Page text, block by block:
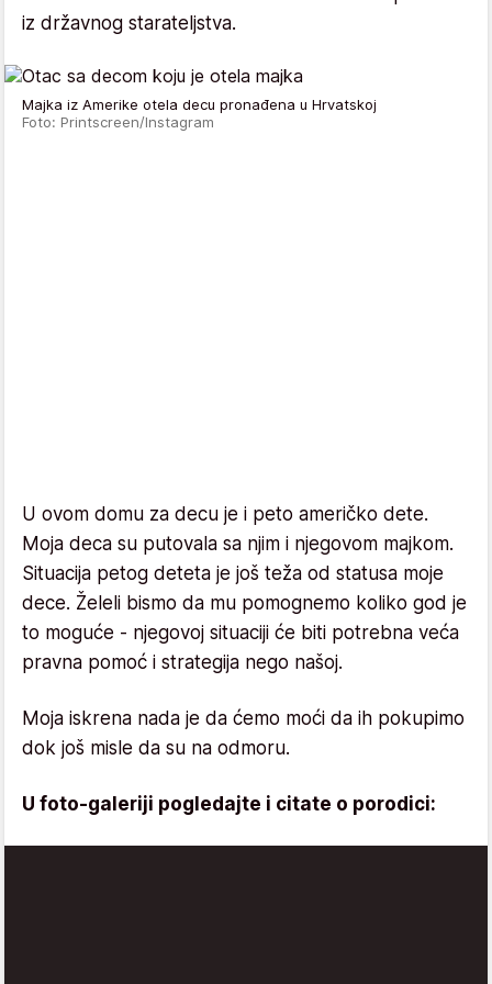
iz državnog starateljstva.
Majka iz Amerike otela decu pronađena u Hrvatskoj
Foto: Printscreen/Instagram
U ovom domu za decu je i peto američko dete.
Moja deca su putovala sa njim i njegovom majkom.
Situacija petog deteta je još teža od statusa moje
dece. Želeli bismo da mu pomognemo koliko god je
to moguće - njegovoj situaciji će biti potrebna veća
pravna pomoć i strategija nego našoj.
Moja iskrena nada je da ćemo moći da ih pokupimo
dok još misle da su na odmoru.
U foto-galeriji pogledajte i citate o porodici: